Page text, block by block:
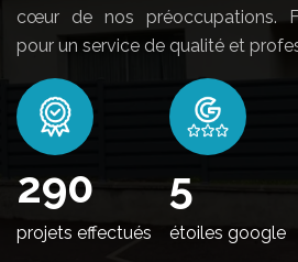
cœur de nos préoccupations.
pour un service de qualité et
352
projets effectués
5
étoiles google